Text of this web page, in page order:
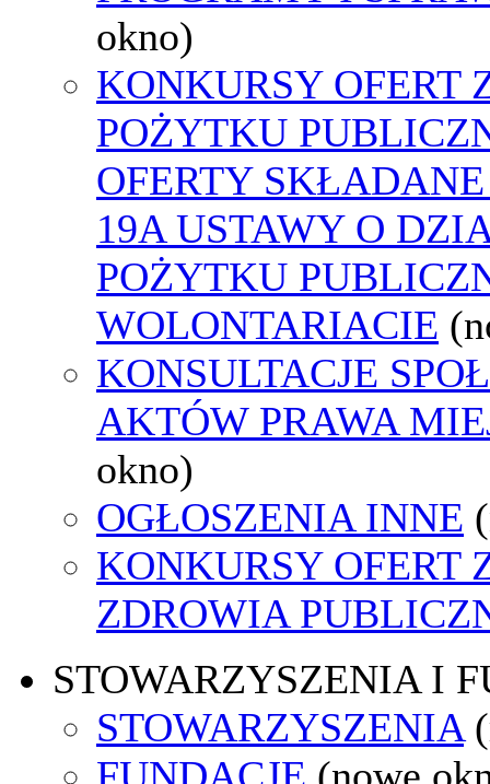
okno)
KONKURSY OFERT
POŻYTKU
OFERTY
19A USTAWY O
POŻYTKU
WOLONTARIACIE
KONSULTACJE
AKTÓW PRAWA
okno)
OGŁOSZENIA INNE
KONKURSY OFERT
ZDROWIA
STOWARZYSZENIA I
STOWARZYSZENIA